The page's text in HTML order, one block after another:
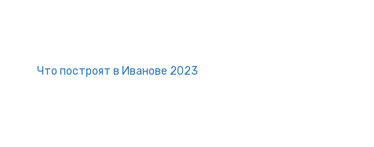
Что построят в Иванове 2023